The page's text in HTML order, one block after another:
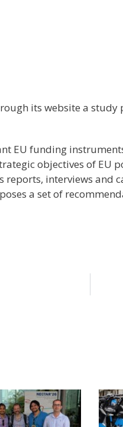
its website a study
EU funding
objectives of EU
interviews
a set of